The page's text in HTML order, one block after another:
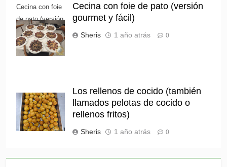
Cecina con foie
de pato (versión
gourmet y fácil)
Cecina con foie de pato (versión
gourmet y fácil)
Sheris 1 año atrás 0
Los rellenos de cocido (también
llamados pelotas de cocido o
rellenos fritos)
Sheris 1 año atrás 0